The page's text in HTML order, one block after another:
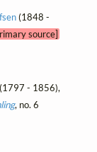
(1848 -
source]
(1797 - 1856),
, no. 6